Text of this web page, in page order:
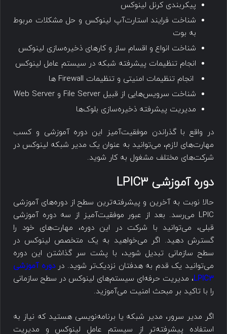
پیکربندی کرنل لینوکس
شناخت فرایند استارت‌آپ لینوکس و حل مشکلات مربوط
به بوت
شناخت انواع و اقسام ساز و کارهای ذخیره‌سازی لینوکس
انجام تنظیمات پیشرفته شبکه در سیستم عامل لینوکس
انجام تنظیمات امنیتی و تنظیمات Firewall ها
شناخت سرویس‌هایی از قبیل File Server و Web Server
مدیریت پیشرفته ذخیره‌سازی بلوک‌ها
در واقع با گذراندن موفقیت‌آمیز این دوره آموزشی و کسب
مهارت‌های لازم، می‌توانید به عنوان یک مدیر شبکه لینوکس در
شرکت‌های مختلف مشغول به کار شوید.
دوره آموزشی LPIC3
حالا نوبت به آخرین و پیشرفته‌ترین سطح از دوره‌های آموزشی
LPIC می‌رسد. بعد از عبور موفقیت‌آمیز از سه دوره آموزشی
قبلی، می‌توانید با شرکت در این دوره، مهارت‌های خود را
گسترش دهید. اگر می‌خواهید به یک متخصص لینوکس در
سطح سازمانی تبدیل شوید، با پشت سر گذاشتن این دوره
می‌توانید یک قدم به هدفتان نزدیک‌تر شوید. دردوره آموزشی
LPIC3، مدیریت حرفه‌ای سیستم‌های لینوکس در سطح سازمانی
را با تاکید بر مبحث امنیت می‌آموزید.
اگر مدیر سرور، مدیر شبکه یا برنامه‌نویسی هستید که نیاز به
استفاده پیشرفته‌تر از سیستم عامل لینوکس و مدیریت